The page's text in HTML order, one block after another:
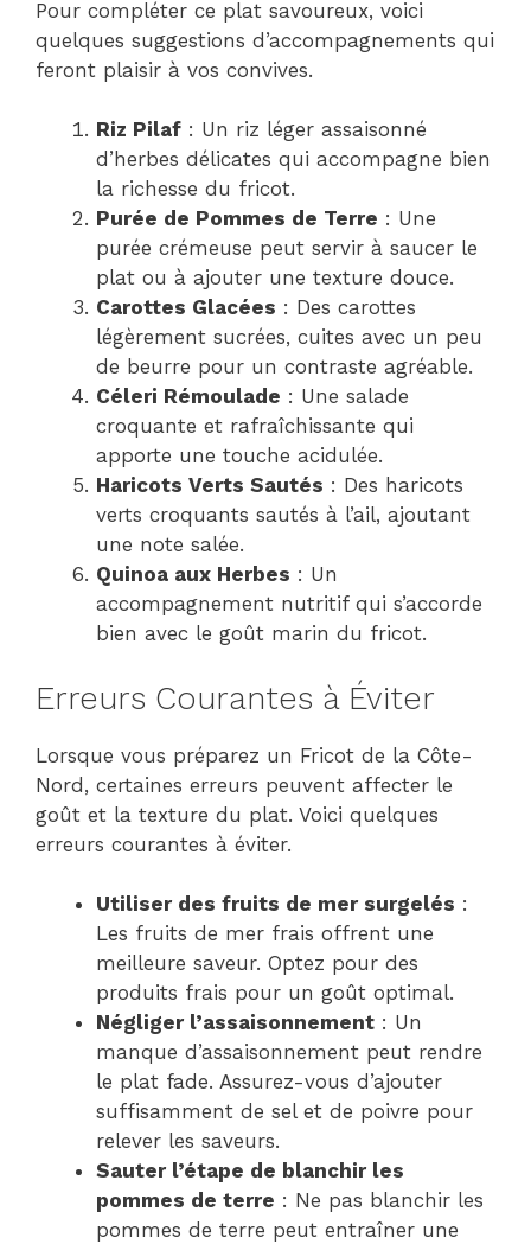
Pour compléter ce plat savoureux, voici
quelques suggestions d’accompagnements qui
feront plaisir à vos convives.
Riz Pilaf : Un riz léger assaisonné
d’herbes délicates qui accompagne bien
la richesse du fricot.
Purée de Pommes de Terre : Une
purée crémeuse peut servir à saucer le
plat ou à ajouter une texture douce.
Carottes Glacées : Des carottes
légèrement sucrées, cuites avec un peu
de beurre pour un contraste agréable.
Céleri Rémoulade : Une salade
croquante et rafraîchissante qui
apporte une touche acidulée.
Haricots Verts Sautés : Des haricots
verts croquants sautés à l’ail, ajoutant
une note salée.
Quinoa aux Herbes : Un
accompagnement nutritif qui s’accorde
bien avec le goût marin du fricot.
Erreurs Courantes à Éviter
Lorsque vous préparez un Fricot de la Côte-
Nord, certaines erreurs peuvent affecter le
goût et la texture du plat. Voici quelques
erreurs courantes à éviter.
Utiliser des fruits de mer surgelés :
Les fruits de mer frais offrent une
meilleure saveur. Optez pour des
produits frais pour un goût optimal.
Négliger l’assaisonnement : Un
manque d’assaisonnement peut rendre
le plat fade. Assurez-vous d’ajouter
suffisamment de sel et de poivre pour
relever les saveurs.
Sauter l’étape de blanchir les
pommes de terre : Ne pas blanchir les
pommes de terre peut entraîner une